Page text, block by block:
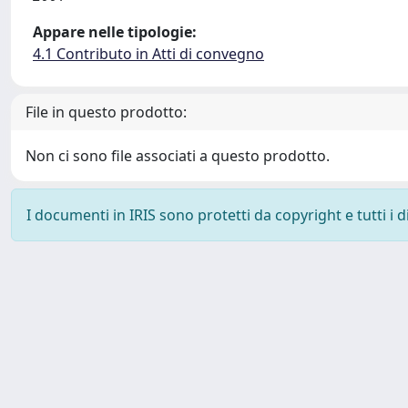
Appare nelle tipologie:
4.1 Contributo in Atti di convegno
File in questo prodotto:
Non ci sono file associati a questo prodotto.
I documenti in IRIS sono protetti da copyright e tutti i